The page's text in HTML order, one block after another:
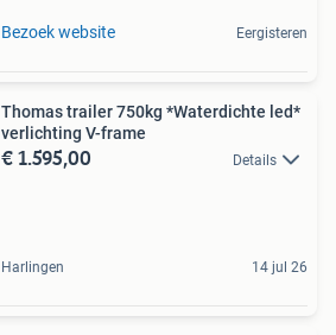
Bezoek website Eergisteren
Thomas trailer 750kg *Waterdichte led*
verlichting V-frame
€ 1.595,00 Details
Harlingen 14 jul 26